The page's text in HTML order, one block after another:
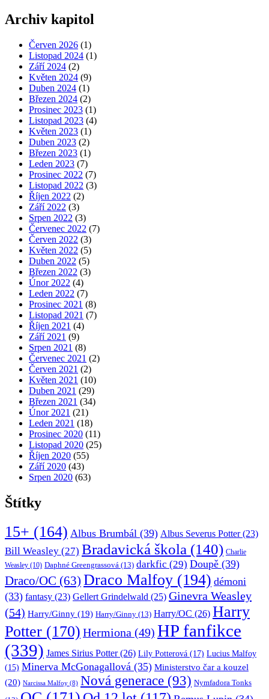
Archiv kapitol
Červen 2026 (1)
Listopad 2024 (1)
Září 2024 (2)
Květen 2024 (9)
Duben 2024 (1)
Březen 2024 (2)
Prosinec 2023 (1)
Listopad 2023 (4)
Květen 2023 (1)
Duben 2023 (2)
Březen 2023 (1)
Leden 2023 (7)
Prosinec 2022 (7)
Listopad 2022 (3)
Říjen 2022 (2)
Září 2022 (3)
Srpen 2022 (3)
Červenec 2022 (7)
Červen 2022 (3)
Květen 2022 (5)
Duben 2022 (5)
Březen 2022 (3)
Únor 2022 (4)
Leden 2022 (7)
Prosinec 2021 (8)
Listopad 2021 (7)
Říjen 2021 (4)
Září 2021 (9)
Srpen 2021 (8)
Červenec 2021 (2)
Červen 2021 (2)
Květen 2021 (10)
Duben 2021 (29)
Březen 2021 (34)
Únor 2021 (21)
Leden 2021 (18)
Prosinec 2020 (11)
Listopad 2020 (25)
Říjen 2020 (55)
Září 2020 (43)
Srpen 2020 (63)
Štítky
15+ (164) Albus Brumbál (39) Albus Severus Potter(23)
Bill Weasley (27) Bradavická škola (140) Charlie
Weasley (10) Daphné Greengrassová (13) darkfic (29) Doupě (39)
Draco/OC (63) Draco Malfoy (194) démoni
(33) fantasy (23) Gellert Grindelwald (25) Ginevra Weasley
(54) Harry/Ginny (19) Harry/Ginny (13) Harry/OC (26) Harry
Potter (170) Hermiona (49) HP fanfikce
(339) James Sirius Potter(26) Lily Potterová (17) Lucius Malfoy
(15) Minerva McGonagallová (35) Ministerstvo čar a kouzel
(20) Narcissa Malfoy (8) Nová generace (93) Nymfadora Tonks